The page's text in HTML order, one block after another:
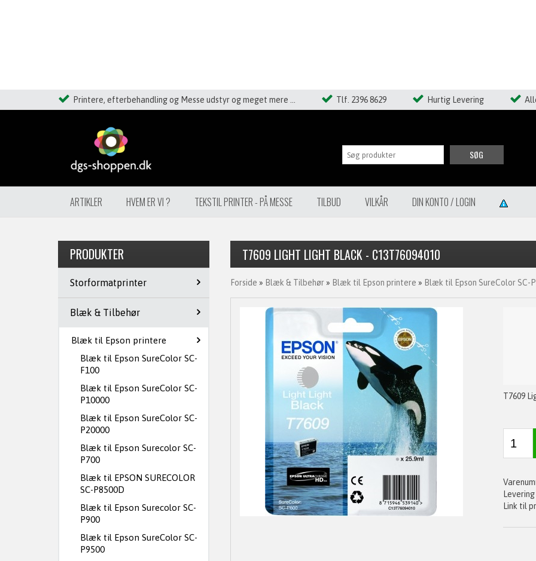
Printere, efterbehandling og Messe udstyr og meget mere ... Tlf. 2396 8629 Hurtig Levering
ARTIKLER HVEM ER VI ? TEKSTIL PRINTER - PÅ MESSE TILBUD VILKÅR DIN KONTO / LOGIN
SØG
PRODUKTER
Storformatprinter
Blæk & Tilbehør
Blæk til Epson printere
Blæk til Epson SureColor SC-
F100
Blæk til Epson SureColor SC-
P10000
Blæk til Epson SureColor SC-
P20000
Blæk til Epson Surecolor SC-
P700
Blæk til EPSON SURECOLOR
SC-P8500D
Blæk til Epson Surecolor SC-
P900
Blæk til Epson SureColor SC-
P9500
T7609 LIGHT LIGHT BLACK - C13T76094010
Forside » Blæk & Tilbehør » Blæk til Epson printere » Blæk til Epson SureColor SC-
T7609